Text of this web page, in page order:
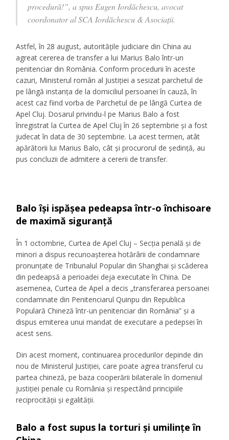
procedură!”, a spus Eugen Iordăchescu, avocat
coordonator al SCA Iordăchescu & Asociații.
Astfel, în 28 august, autoritățile judiciare din China au
agreat cererea de transfer a lui Marius Balo într-un
penitenciar din România. Conform procedurii în aceste
cazuri, Ministerul român al Justiției a sesizat parchetul de
pe lângă instanța de la domiciliul persoanei în cauză, în
acest caz fiind vorba de Parchetul de pe lângă Curtea de
Apel Cluj. Dosarul privindu-l pe Marius Balo a fost
înregistrat la Curtea de Apel Cluj în 26 septembrie și a fost
judecat în data de 30 septembrie. La acest termen, atât
apărătorii lui Marius Balo, cât și procurorul de ședință, au
pus concluzii de admitere a cererii de transfer.
Balo își ispășea pedeapsa într-o închisoare
de maximă siguranță
În 1 octombrie, Curtea de Apel Cluj – Secția penală și de
minori a dispus recunoașterea hotărârii de condamnare
pronunțate de Tribunalul Popular din Shanghai și scăderea
din pedeapsă a perioadei deja executate în China. De
asemenea, Curtea de Apel a decis „transferarea persoanei
condamnate din Penitenciarul Quinpu din Republica
Populară Chineză într-un penitenciar din România” și a
dispus emiterea unui mandat de executare a pedepsei în
acest sens.
Din acest moment, continuarea procedurilor depinde din
nou de Ministerul Justiției, care poate agrea transferul cu
partea chineză, pe baza cooperării bilaterale în domeniul
justiției penale cu România și respectând principiile
reciprocității și egalității.
Balo a fost supus la torturi și umilințe în